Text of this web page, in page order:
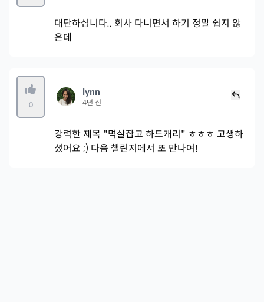
대단하십니다.. 회사 다니면서 하기 정말 쉽지 않
은데
0
lynn
4년 전
강력한 제목 "멱살잡고 하드캐리" ㅎㅎㅎ 고생하
셨어요 ;) 다음 챌린지에서 또 만나여!